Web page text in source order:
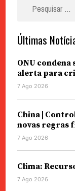
Últimas
ONU condena
alerta para
7 Ago 2026
China |
novas regras
7 Ago 2026
Clima:
7 Ago 2026